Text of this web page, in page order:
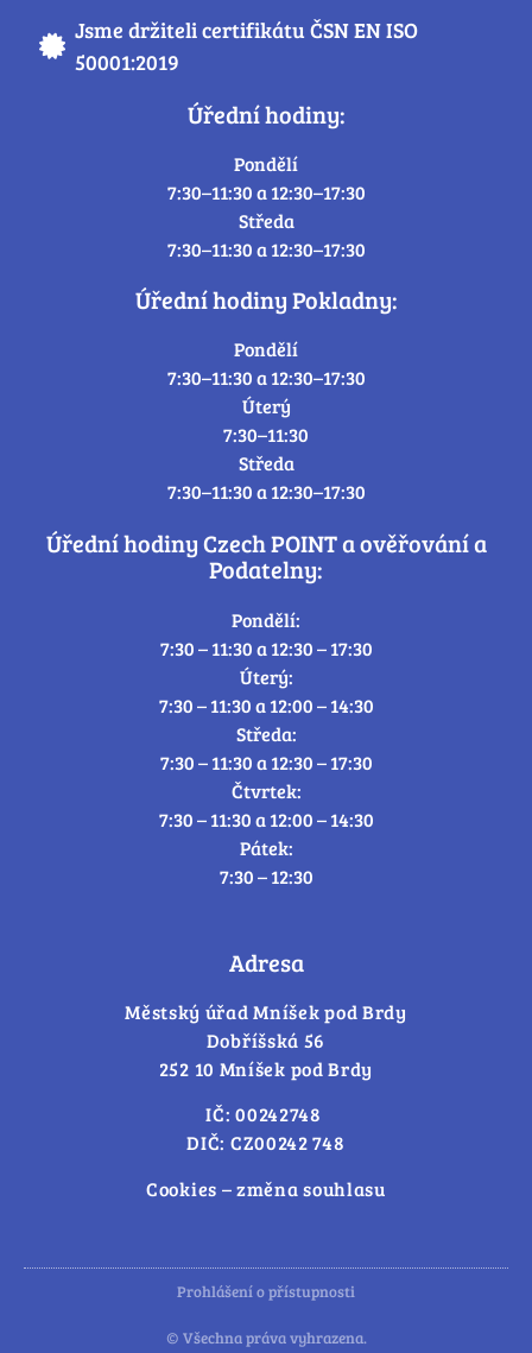
Jsme držiteli certifikátu ČSN EN ISO
50001:2019
Úřední hodiny:
Pondělí
7:30–11:30 a 12:30–17:30
Středa
7:30–11:30 a 12:30–17:30
Úřední hodiny Pokladny:
Pondělí
7:30–11:30 a 12:30–17:30
Úterý
7:30–11:30
Středa
7:30–11:30 a 12:30–17:30
Úřední hodiny Czech POINT a ověřování a
Podatelny:
Pondělí:
7:30 – 11:30 a 12:30 – 17:30
Úterý:
7:30 – 11:30 a 12:00 – 14:30
Středa:
7:30 – 11:30 a 12:30 – 17:30
Čtvrtek:
7:30 – 11:30 a 12:00 – 14:30
Pátek:
7:30 – 12:30
Adresa
Městský úřad Mníšek pod Brdy
Dobříšská 56
252 10 Mníšek pod Brdy
IČ: 00242748
DIČ: CZ00242 748
Cookies – změna souhlasu
Prohlášení o přístupnosti
© Všechna práva vyhrazena.